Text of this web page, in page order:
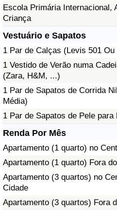
Escola Primária Internacional,
Criança
Vestuário e Sapatos
1 Par de Calças (Levis 501 Ou
1 Vestido de Verão numa
(Zara, H&M, ...)
1 Par de Sapatos de Corrida
Média)
1 Par de Sapatos de Pele para
Renda Por Mês
Apartamento (1 quarto) no
Apartamento (1 quarto) Fora
Apartamento (3 quartos) no
Cidade
Apartamento (3 quartos) Fora